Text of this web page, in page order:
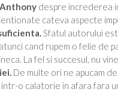
despre increderea
cateva aspecte
Sfatul autorului
cand rupem o felie de
La fel si succesul, nu
De multe ori ne apucam
o calatorie in afara fara